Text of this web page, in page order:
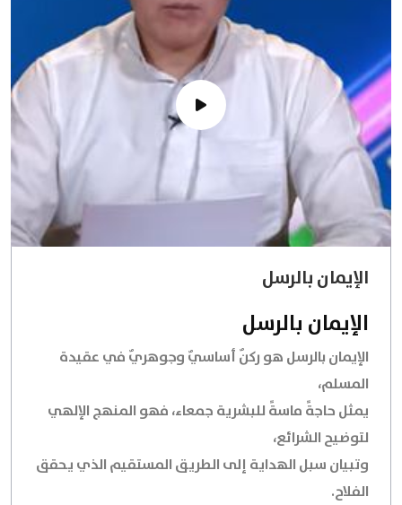
الإيمان بالرسل
الإيمان بالرسل
الإيمان بالرسل هو ركنٌ أساسيٌ وجوهريٌ في عقيدة
المسلم،
يمثل حاجةً ماسةً للبشرية جمعاء، فهو المنهج الإلهي
لتوضيح الشرائع،
وتبيان سبل الهداية إلى الطريق المستقيم الذي يحقق
الفلاح.